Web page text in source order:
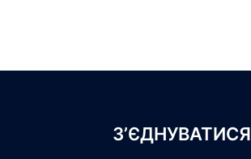
З’ЄДНУВАТИСЯ